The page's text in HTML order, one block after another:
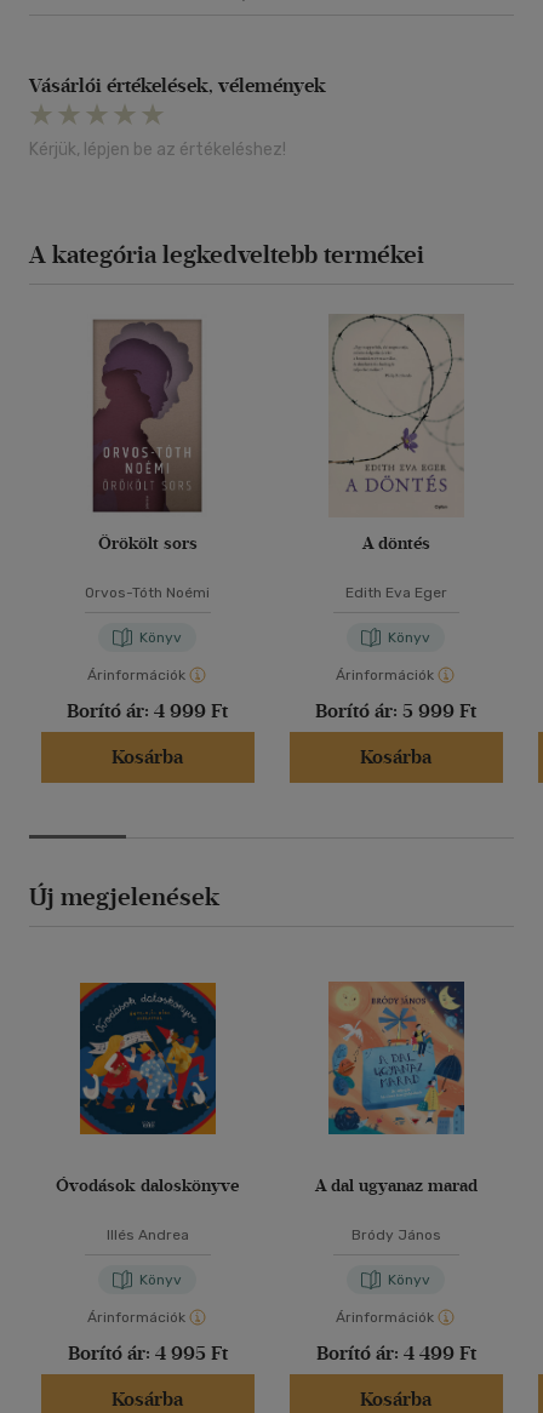
Vásárlói értékelések, vélemények
Kérjük, lépjen be az értékeléshez!
A kategória legkedveltebb termékei
Örökölt sors
Orvos-Tóth Noémi
Könyv
Árinformációk
Borító ár: 4 999 Ft
Kosárba
A döntés
Edith Eva Eger
Könyv
Árinformációk
Borító ár: 5 999 Ft
Kosárba
Új megjelenések
Óvodások daloskönyve
Illés Andrea
Könyv
Árinformációk
Borító ár: 4 995 Ft
Kosárba
A dal ugyanaz marad
Bródy János
Könyv
Árinformációk
Borító ár: 4 499 Ft
Kosárba